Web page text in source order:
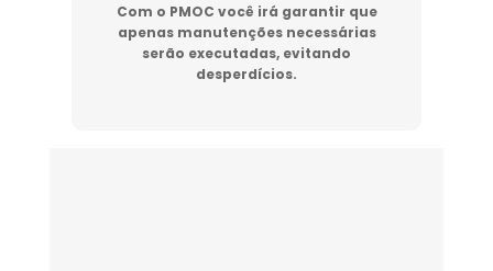
Com o PMOC você irá garantir que
apenas manutenções necessárias
serão executadas, evitando
desperdícios.